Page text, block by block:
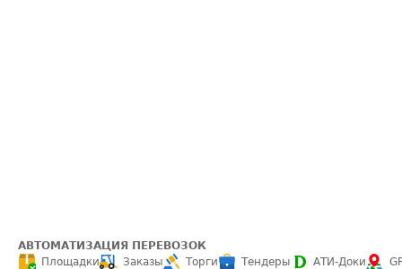
АВТОМАТИЗАЦИЯ ПЕРЕВОЗОК
Площадки
Заказы Торги Тендеры АТИ-Доки